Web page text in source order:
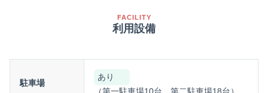
FACILITY
利用設備
駐車場
あり